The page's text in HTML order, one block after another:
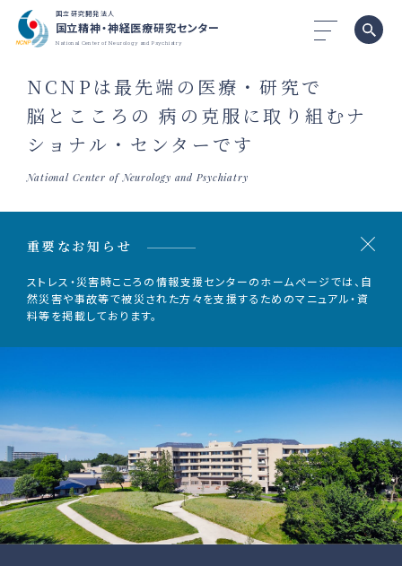
国立研究開発法人
国立精神・神経医療研究センター
National Center of Neurology and Psychiatry
NCNPは最先端の医療・研究で
脳とこころの 病の克服に取り組むナ
ショナル・センターです
National Center of Neurology and Psychiatry
重要なお知らせ
ストレス・災害時こころの情報支援センターのホームぺージでは、 自
然災害や事故等で被災された方々を支援するためのマニュアル・資
料等を掲載しております。